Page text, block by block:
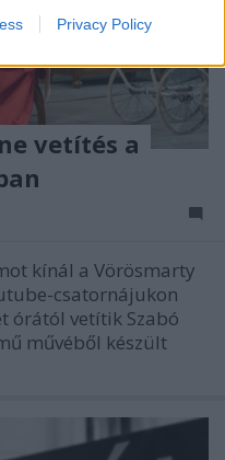
Privacy Policy
vetítés a
kínál a Vörösmarty
csatornájukon
órától vetítik Szabó
művéből készült